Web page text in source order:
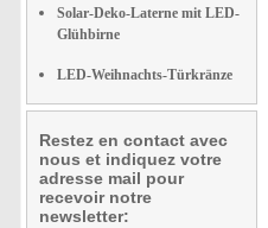
Solar-Deko-Laterne mit LED-
Glühbirne
LED-Weihnachts-Türkränze
Restez en contact avec
nous et indiquez votre
adresse mail pour
recevoir notre
newsletter: